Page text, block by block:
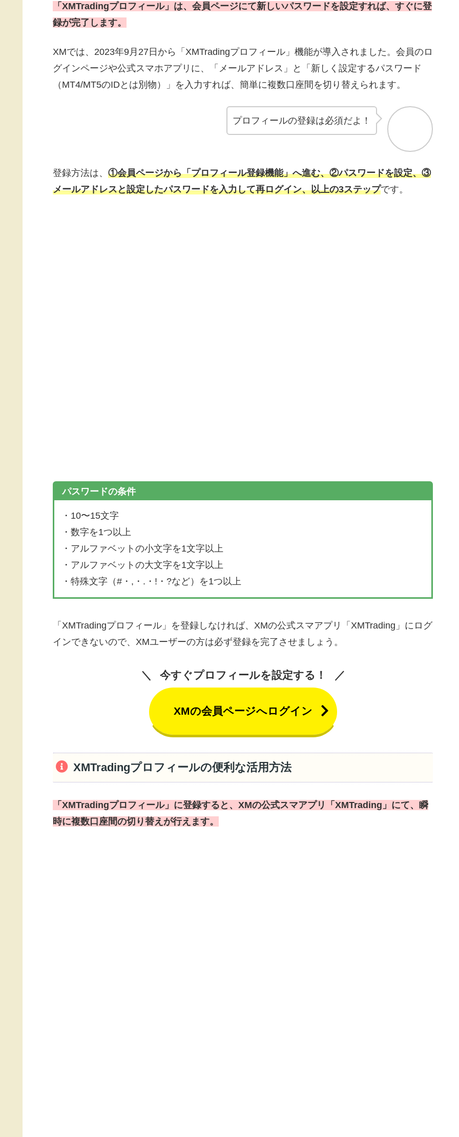
「XMTradingプロフィール」は、会員ページにて新しいパスワードを設定すれば、すぐに登
録が完了します。
XMでは、2023年9月27日から「XMTradingプロフィール」機能が導入されました。会員のロ
グインページや公式スマホアプリに、「メールアドレス」と「新しく設定するパスワード
（MT4/MT5のIDとは別物）」を入力すれば、簡単に複数口座間を切り替えられます。
プロフィールの登録は必須だよ！
登録方法は、 ①会員ページから「プロフィール登録機能」へ進む、②パスワードを設定、③
メールアドレスと設定したパスワードを入力して再ログイン、以上の3ステップです。
パスワードの条件
・10〜15文字
・数字を1つ以上
・アルファベットの小文字を1文字以上
・アルファベットの大文字を1文字以上
・特殊文字（#・,・.・!・?など）を1つ以上
「XMTradingプロフィール」を登録しなければ、XMの公式スマアプリ「XMTrading」にログ
インできないので、XMユーザーの方は必ず登録を完了させましょう。
今すぐプロフィールを設定する！
XMの会員ページへログイン
XMTradingプロフィールの便利な活用方法
「XMTradingプロフィール」に登録すると、XMの公式スマアプリ「XMTrading」にて、瞬
時に複数口座間の切り替えが行えます。